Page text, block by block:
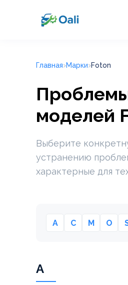
Главная Марки Foton
моделей
Выберите
устранению
характерные для
A C M O
A